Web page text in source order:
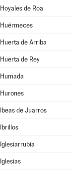
Hoyales de Roa
Huérmeces
Huerta de Arriba
Huerta de Rey
Humada
Hurones
Ibeas de Juarros
Ibrillos
Iglesiarrubia
Iglesias